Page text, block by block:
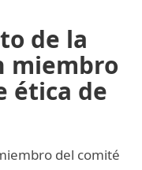
de la
miembro
ética de
del comité